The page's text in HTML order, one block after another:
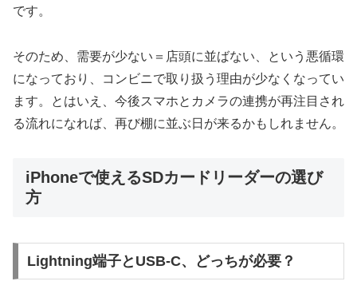
です。
そのため、需要が少ない＝店頭に並ばない、という悪循環
になっており、コンビニで取り扱う理由が少なくなってい
ます。とはいえ、今後スマホとカメラの連携が再注目され
る流れになれば、再び棚に並ぶ日が来るかもしれません。
iPhoneで使えるSDカードリーダーの選び
方
Lightning端子とUSB-C、どっちが必要？